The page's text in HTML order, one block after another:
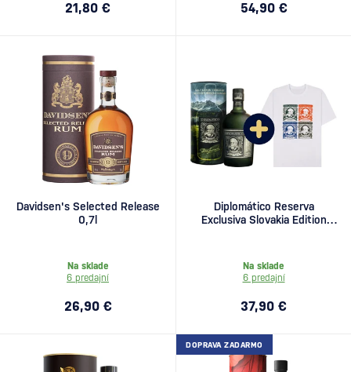
21,80 € 54,90 €
Davidsen's Selected Release
0,7l
Na sklade
6 predajní
26,90 €
Diplomático Reserva
Exclusiva Slovakia Edition
Na sklade
6 predajní
37,90 €
DOPRAVA ZADARMO